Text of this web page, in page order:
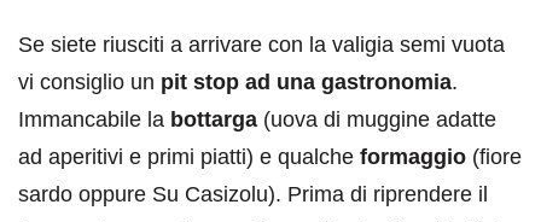
Se siete riusciti a arrivare con la valigia semi vuota
vi consiglio un pit stop ad una gastronomia.
Immancabile la bottarga (uova di muggine adatte
ad aperitivi e primi piatti) e qualche formaggio (fiore
sardo oppure Su Casizolu). Prima di riprendere il